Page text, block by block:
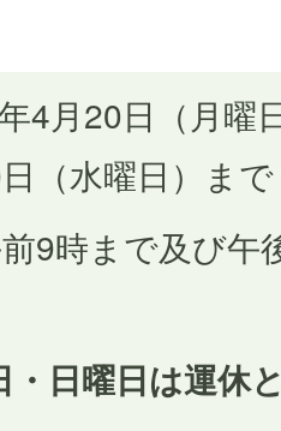
4月20日（月曜
（水曜日）まで
9時まで及び午
・日曜日は運休